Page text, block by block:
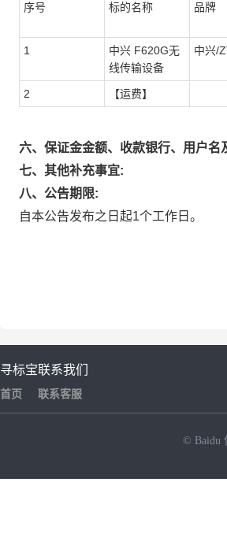
序号 标的名称 品牌
1
中兴 F620G无
线传输设备
中兴/
2 【运费】
六、保证金金额、收款银行、用户名
七、其他补充事宜:
八、公告期限:
自本公告发布之日起1个工作日。
寻标宝
首页
联系我们
联系客服
© Baidu